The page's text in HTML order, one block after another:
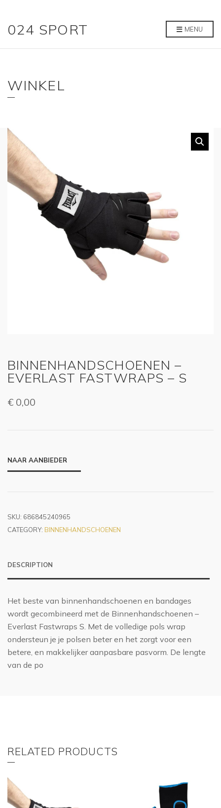
024 SPORT MENU
WINKEL
BINNENHANDSCHOENEN –
EVERLAST FASTWRAPS – S
€ 0,00
NAAR AANBIEDER
SKU: 686845240965
CATEGORY: BINNENHANDSCHOENEN
DESCRIPTION
Het beste van binnenhandschoenen en bandages
wordt gecombineerd met de Binnenhandschoenen –
Everlast Fastwraps S. Met de volledige pols wrap
ondersteun je je polsen beter en het zorgt voor een
betere, en makkelijker aanpasbare pasvorm. De lengte
van de po
RELATED PRODUCTS